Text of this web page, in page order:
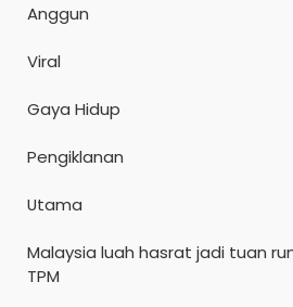
Anggun
Viral
Gaya Hidup
Pengiklanan
Utama
Malaysia luah hasrat jadi tuan
TPM